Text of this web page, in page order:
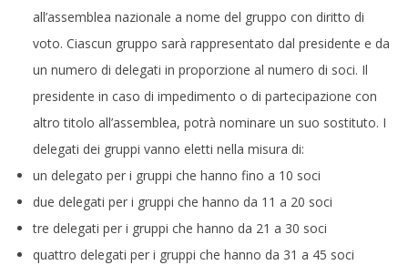
all’assemblea nazionale a nome del gruppo con diritto di
voto. Ciascun gruppo sarà rappresentato dal presidente e da
un numero di delegati in proporzione al numero di soci. Il
presidente in caso di impedimento o di partecipazione con
altro titolo all’assemblea, potrà nominare un suo sostituto. I
delegati dei gruppi vanno eletti nella misura di:
un delegato per i gruppi che hanno fino a 10 soci
due delegati per i gruppi che hanno da 11 a 20 soci
tre delegati per i gruppi che hanno da 21 a 30 soci
quattro delegati per i gruppi che hanno da 31 a 45 soci